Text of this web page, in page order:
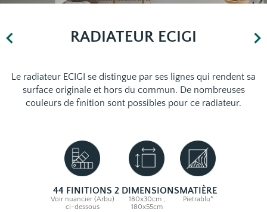
RADIATEUR ECIGI
Le radiateur ECIGI se distingue par ses lignes qui rendent sa
surface originale et hors du commun. De nombreuses
couleurs de finition sont possibles pour ce radiateur.
44 FINITIONS
Voir nuancier (Arbu)
ci-dessous
2 DIMENSIONS
180x30cm ;
180x55cm
MATIÈRE
Pietrablu*